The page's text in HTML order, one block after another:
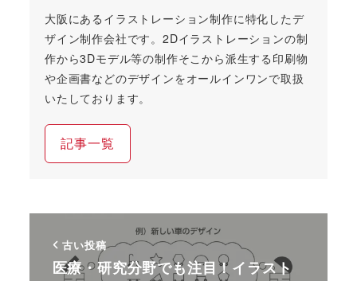
大阪にあるイラストレーション制作に特化したデ
ザイン制作会社です。2Dイラストレーションの制
作から3Dモデル等の制作そこから派生する印刷物
や企画書などのデザインをオールインワンで取扱
いたしております。
記事一覧
古い投稿
医療・研究分野でも注目！イラスト